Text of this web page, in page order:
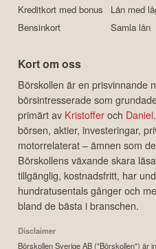
Kreditkort med bonus
Bensinkort
Lån med
Samla lån
Kort om oss
Börskollen är en prisvinnande
börsintresserade som
primärt av Kristofferoch Daniel
börsen, aktier, investeringar,
motorrelaterat – ämnen som
Börskollens växande skara
tillgänglig, kostnadsfritt, har
hundratusentals gånger och
bland de bästa i branschen.
Disclaimer
Börskollen Sverige AB ("Börskollen") är